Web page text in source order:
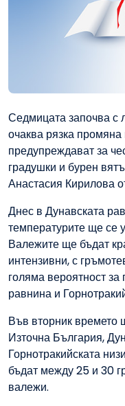
Седмицата започва с
очаква рязка
предупреждават за
градушки и бурен
Анастасия Кирилова
Днес в Дунавската
температурите ще се
Валежите ще бъдат
интензивни, с
голяма вероятност
равнина и
Във вторник времето
Източна България,
Горнотракийската
бъдат между 25 и 30
валежи.